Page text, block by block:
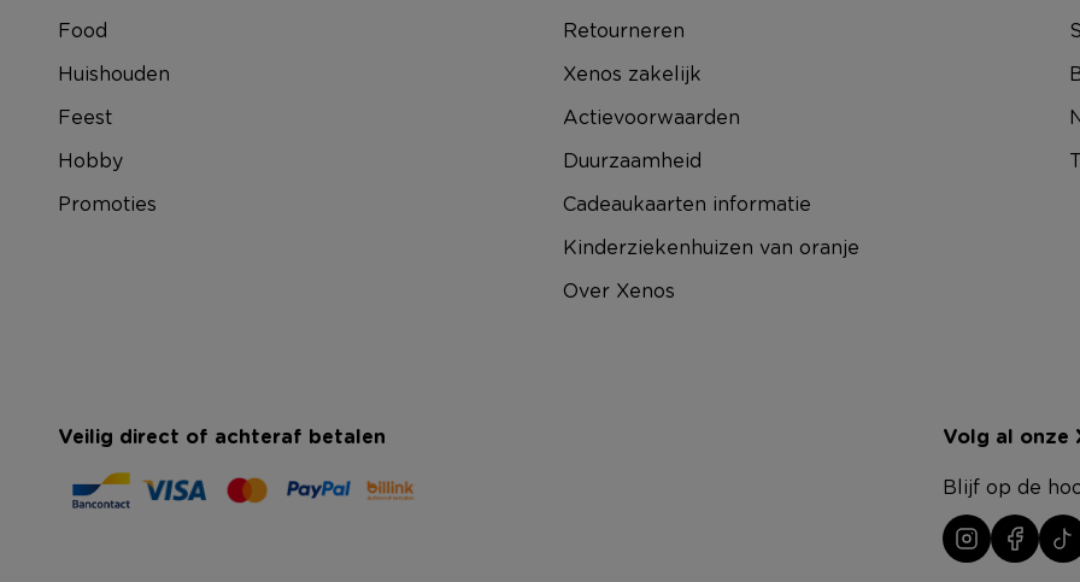
Food
Huishouden
Feest
Hobby
Promoties
Retourneren
Xenos zakelijk
Actievoorwaarden
Duurzaamheid
Cadeaukaarten informatie
Kinderziekenhuizen van oranje
Over Xenos
Veilig direct of achteraf betalen Volg al onze
Blijf op de